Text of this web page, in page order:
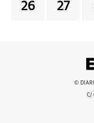
26 27
©
C/